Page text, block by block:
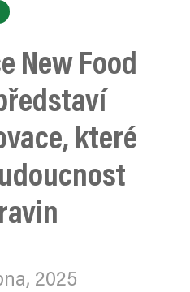
New Food
které
2025